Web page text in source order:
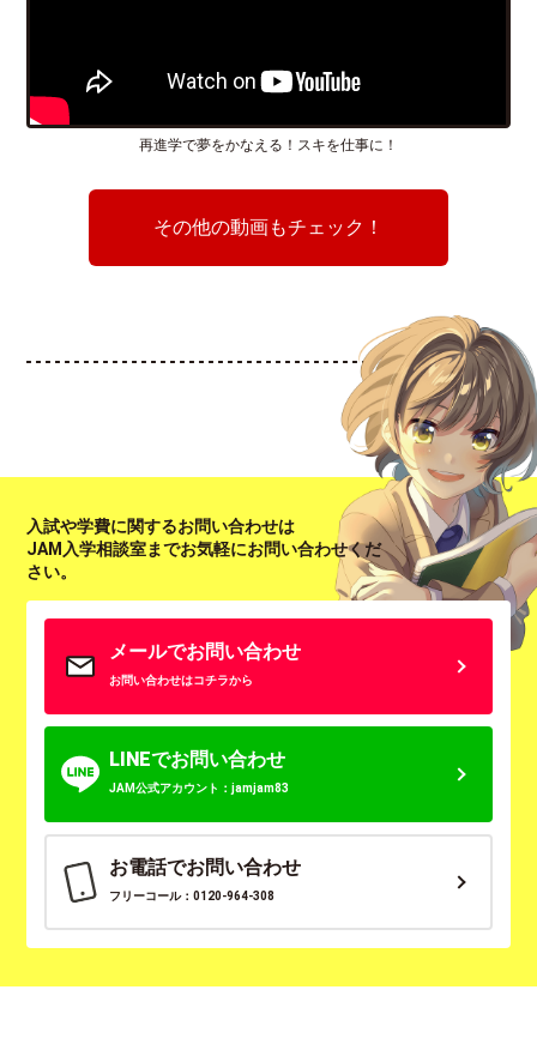
再進学で夢をかなえる！スキを仕事に！
その他の動画もチェック！
入試や学費に関するお問い合わせは
JAM入学相談室までお気軽にお問い合わせくだ
さい。
メールでお問い合わせ
お問い合わせはコチラから
LINEでお問い合わせ
JAM公式アカウント：jamjam83
お電話でお問い合わせ
フリーコール：0120-964-308